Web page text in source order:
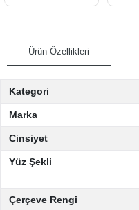
Ürün Özellikleri
Kategori
Marka
Cinsiyet
Yüz Şekli
Çerçeve Rengi